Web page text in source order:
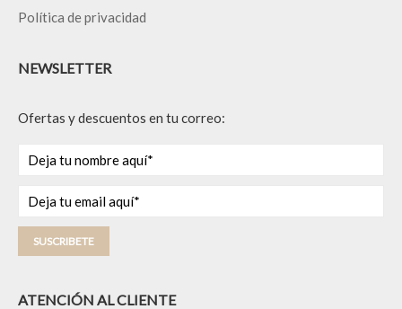
Política de privacidad
NEWSLETTER
Ofertas y descuentos en tu correo:
SUSCRIBETE
ATENCIÓN AL CLIENTE